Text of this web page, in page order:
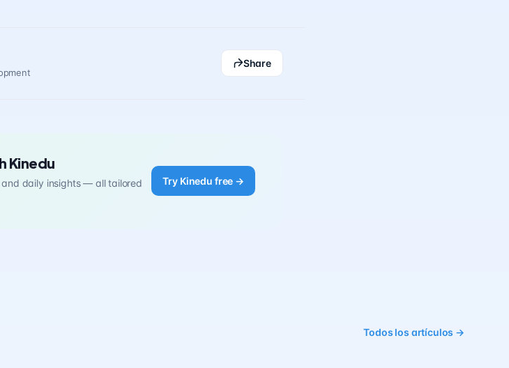
Share
Kinedu
daily insights — all tailored
Try Kinedu free →
Todos los artículos →